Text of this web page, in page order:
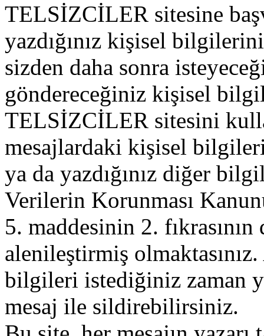
TELSİZCİLER sitesine
yazdığınız kişisel
sizden daha sonra
göndereceğiniz kişisel
TELSİZCİLER sitesini
mesajlardaki kişisel
ya da yazdığınız diğer
Verilerin Korunması
5. maddesinin 2.
alenileştirmiş
bilgileri istediğiniz zaman
mesaj ile sildirebilirsiniz.